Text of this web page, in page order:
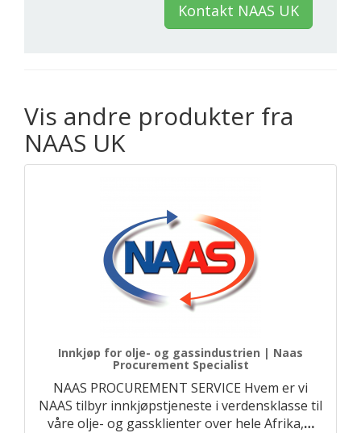
Kontakt NAAS UK
Vis andre produkter fra
NAAS UK
Innkjøp for olje- og gassindustrien | Naas
Procurement Specialist
NAAS PROCUREMENT SERVICE Hvem er vi
NAAS tilbyr innkjøpstjeneste i verdensklasse til
våre olje- og gassklienter over hele Afrika,…